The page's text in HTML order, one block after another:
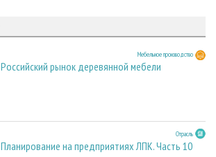
Мебельное производство
Российский рынок деревянной мебели
Отрасль
Планирование на предприятиях ЛПК. Часть 10